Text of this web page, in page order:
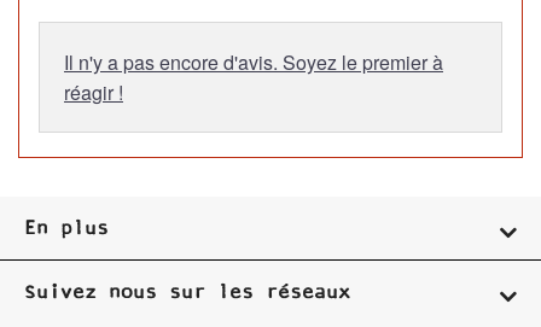
Il n'y a pas encore d'avis. Soyez le premier à
réagir !
En plus
Suivez nous sur les réseaux